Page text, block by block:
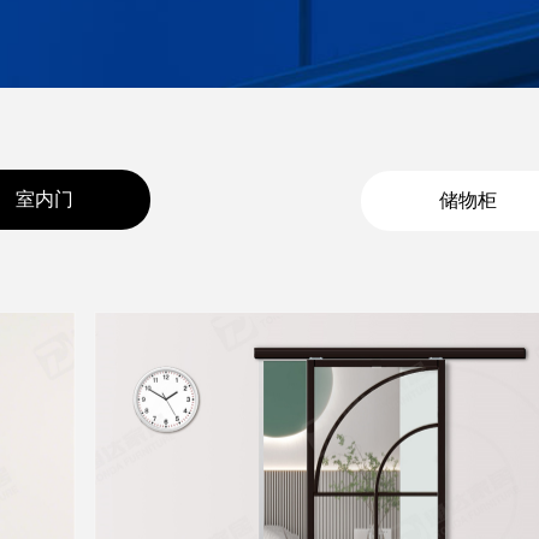
室内门 储物柜